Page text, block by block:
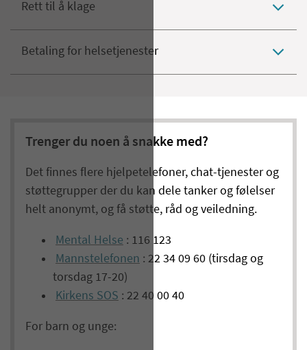
Rett til å klage
Betaling for helsetjenester
Trenger du noen å snakke med?
Det finnes flere hjelpetelefoner, chat-tjenester og
støttegrupper der du kan dele tanker og følelser
helt anonymt, og få støtte, råd og veiledning.
Mental Helse : 116 123
Mannstelefonen : 22 34 09 60 (tirsdag og
torsdag 17-20)
Kirkens SOS : 22 40 00 40
For barn og unge: